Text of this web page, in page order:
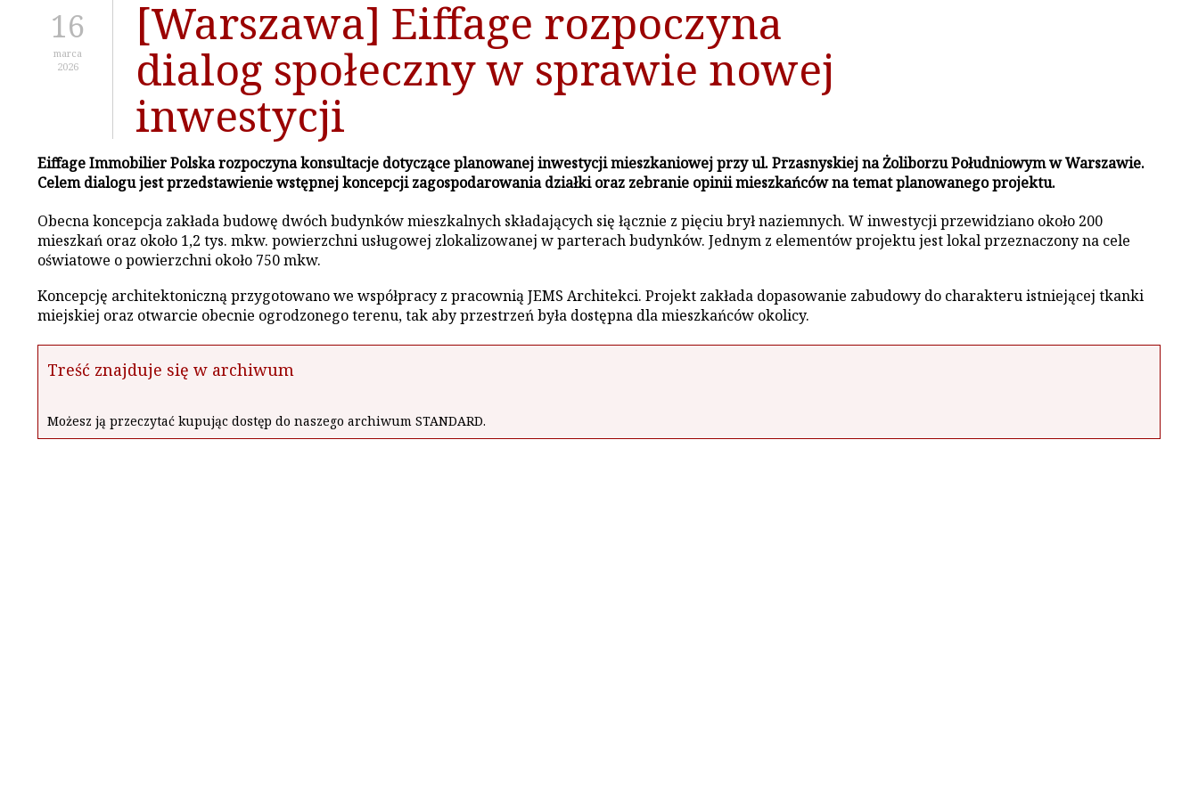
[Warszawa] Eiffage rozpoczyna
dialog społeczny w sprawie nowej
inwestycji
16
marca
2026
Eiffage Immobilier Polska rozpoczyna konsultacje dotyczące planowanej inwestycji mieszkaniowej przy ul. Przasnyskiej na Żoliborzu Południowym w Warszawie.
Celem dialogu jest przedstawienie wstępnej koncepcji zagospodarowania działki oraz zebranie opinii mieszkańców na temat planowanego projektu.
Obecna koncepcja zakłada budowę dwóch budynków mieszkalnych składających się łącznie z pięciu brył naziemnych. W inwestycji przewidziano około 200
mieszkań oraz około 1,2 tys. mkw. powierzchni usługowej zlokalizowanej w parterach budynków. Jednym z elementów projektu jest lokal przeznaczony na cele
oświatowe o powierzchni około 750 mkw.
Koncepcję architektoniczną przygotowano we współpracy z pracownią JEMS Architekci. Projekt zakłada dopasowanie zabudowy do charakteru istniejącej tkanki
miejskiej oraz otwarcie obecnie ogrodzonego terenu, tak aby przestrzeń była dostępna dla mieszkańców okolicy.
Treść znajduje się w archiwum
Możesz ją przeczytać kupując dostęp do naszego archiwum STANDARD.